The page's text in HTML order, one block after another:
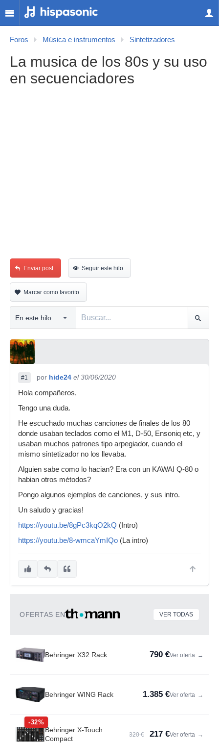
Foros Música e instrumentos Sintetizadores
La musica de los 80s y su uso
en secuenciadores
Enviar post Seguir este hilo
Marcar como favorito
#1 por hide24 el 30/06/2020
Hola compañeros,
Tengo una duda.
He escuchado muchas canciones de finales de los 80
donde usaban teclados como el M1, D-50, Ensoniq etc, y
usaban muchos patrones tipo arpegiador, cuando el
mismo sintetizador no los llevaba.
Alguien sabe como lo hacian? Era con un KAWAI Q-80 o
habian otros métodos?
Pongo algunos ejemplos de canciones, y sus intro.
Un saludo y gracias!
https://youtu.be/8gPc3kqO2kQ (Intro)
https://youtu.be/8-wmcaYmIQo (La intro)
OFERTAS EN VER TODAS
Behringer X32 Rack 790 €Ver oferta →
Behringer WING Rack 1.385 €Ver oferta →
-32%
Behringer X-Touch
Compact
320 € 217 €Ver oferta →